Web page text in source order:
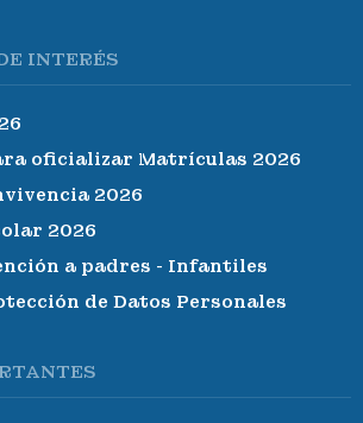
INTERÉS
oficializar Matrículas 2026
2026
2026
a padres - Infantiles
de Datos Personales